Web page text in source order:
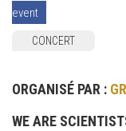
event
CONCERT
ORGANISÉ PAR :
WE ARE